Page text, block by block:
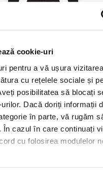
cookie-uri
pentru a vă ușura
cu rețelele sociale și
posibilitatea să blocați
Dacă doriți informații
în parte, vă rugăm
În cazul în care continuați
cu folosirea modulelor
Charles Seife,Zero